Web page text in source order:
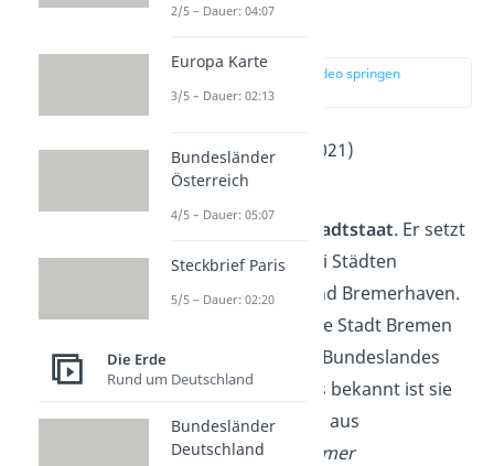
zur Stelle im Video springen
(01:19)
Einwohner: 563.000 (2021)
Fläche: ca. 320 km
AuchBremen Stadtstaat. Er setzt
sich allerdings aus zwei Städten
zusammen: Bremen und Bremerhaven.
Dabei wurde die schöne Stadt Bremen
als die Hauptstadt des Bundeslandes
auserkoren. Besonders bekannt ist sie
für ihre Schifffahrt und aus
dem Märchen „Die Bremer
2/5 – Dauer: 04:07
Europa Karte
3/5 – Dauer: 02:13
Bundesländer
Österreich
4/5 – Dauer: 05:07
Steckbrief Paris
5/5 – Dauer: 02:20
Die Erde
Rund um Deutschland
Bundesländer
Deutschland